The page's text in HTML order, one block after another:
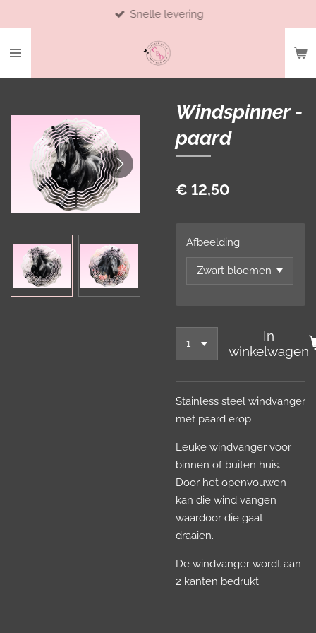
naar
Snelle levering
Windspinner -
paard
€ 12,50
Afbeelding
In
winkelwagen
Stainless steel windvanger
met paard erop
Leuke windvanger voor
binnen of buiten huis.
Door het openvouwen
kan die wind vangen
waardoor die gaat
draaien.
De windvanger wordt aan
2 kanten bedrukt